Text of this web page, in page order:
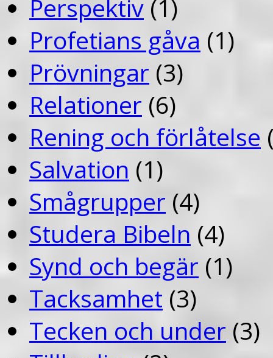
Perspektiv (1)
Profetians gåva (1)
Prövningar (3)
Relationer (6)
Rening och förlåtelse
Salvation (1)
Smågrupper (4)
Studera Bibeln (4)
Synd och begär (1)
Tacksamhet (3)
Tecken och under (3)